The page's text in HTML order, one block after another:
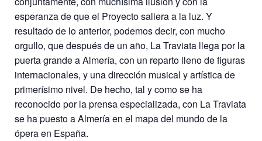
esperanza de que el Proyecto saliera a la luz. Y
resultado de lo anterior, podemos decir, con mucho
orgullo, que después de un año, La Traviata llega por la
puerta grande a Almería, con un reparto lleno de figuras
internacionales, y una dirección musical y artística de
primerísimo nivel. De hecho, tal y como se ha
reconocido por la prensa especializada, con La Traviata
se ha puesto a Almería en el mapa del mundo de la
ópera en España.